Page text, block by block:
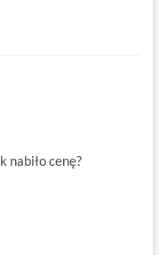
nabiło cenę?